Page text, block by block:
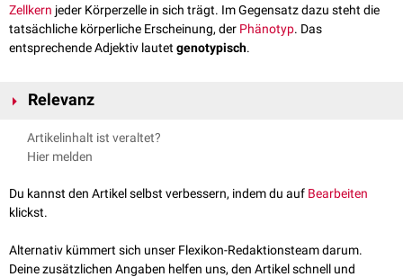
Zellkern jeder Körperzelle in sich trägt. Im Gegensatz dazu steht die
tatsächliche körperliche Erscheinung, der Phänotyp. Das
entsprechende Adjektiv lautetgenotypisch.
Relevanz
Humanmedizin
Die Feststellung des Genotyps bezeichnet man als
ErbkrankheitenVerwendung.
In derVirologiekönnen mehrere Genotypen, die hinsichtlich ihrer
Artikelinhalt ist veraltet?
Hier melden
Du kannst den Artikel selbst verbessern, indem du auf Bearbeiten
klickst.
Alternativ kümmert sich unser Flexikon-Redaktionsteam darum.
Deine zusätzlichen Angaben helfen uns, den Artikel schnell und